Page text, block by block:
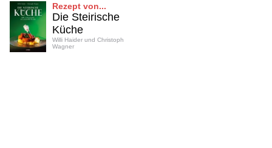
Rezept von...
Die Steirische
Küche
Willi Haider und Christoph
Wagner